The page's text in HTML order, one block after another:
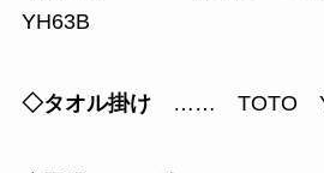
YH63B
◇タオル掛け …… TOTO